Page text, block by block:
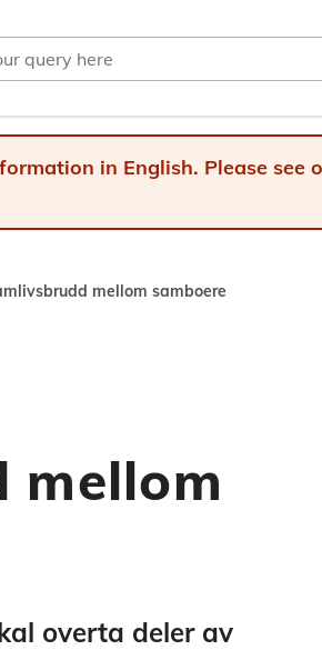
in English. Please
mellom samboere
mellom
overta deler av